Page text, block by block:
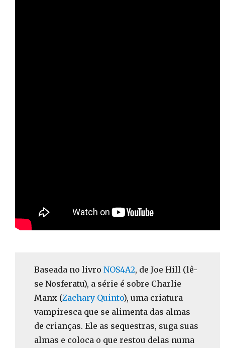
Baseada no livro NOS4A2, de Joe Hill (lê-
se Nosferatu), a série é sobre Charlie
Manx (Zachary Quinto), uma criatura
vampiresca que se alimenta das almas
de crianças. Ele as sequestras, suga suas
almas e coloca o que restou delas numa